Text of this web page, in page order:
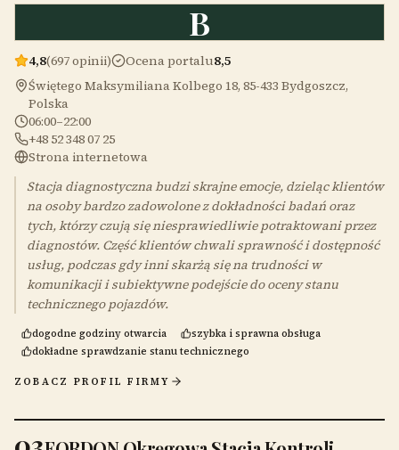
B
4,8(697 opinii) Ocena portalu8,5
Świętego Maksymiliana Kolbego 18, 85-433 Bydgoszcz,
Polska
06:00–22:00
+48 52 348 07 25
Strona internetowa
Stacja diagnostyczna budzi skrajne emocje, dzieląc klientów
na osoby bardzo zadowolone z dokładności badań oraz
tych, którzy czują się niesprawiedliwie potraktowani przez
diagnostów. Część klientów chwali sprawność i dostępność
usług, podczas gdy inni skarżą się na trudności w
komunikacji i subiektywne podejście do oceny stanu
technicznego pojazdów.
dogodne godziny otwarcia
szybka i sprawna obsługa
dokładne sprawdzanie stanu technicznego
ZOBACZ PROFIL FIRMY